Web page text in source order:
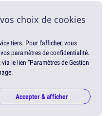
choix de cookies
tiers. Pour l'afficher, vous
paramètres de confidentialité.
le lien "Paramètres de Gestion
Accepter & afficher